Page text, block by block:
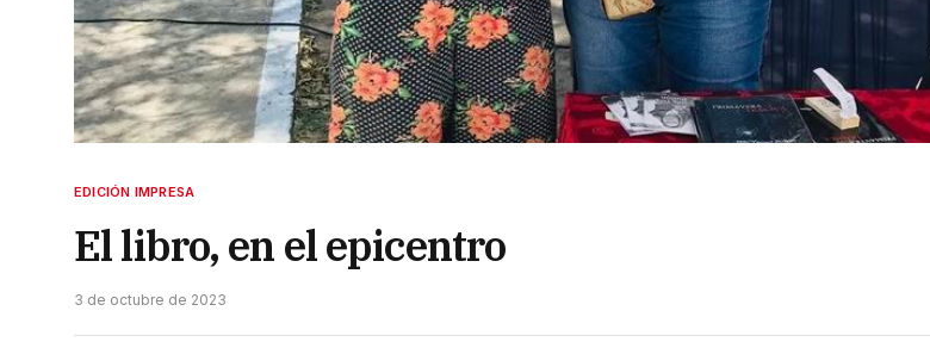
EDICIÓN IMPRESA
El libro, en el epicentro
3 de octubre de 2023